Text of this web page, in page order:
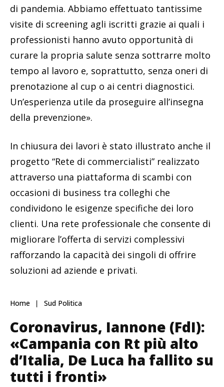
di pandemia. Abbiamo effettuato tantissime
visite di screening agli iscritti grazie ai quali i
professionisti hanno avuto opportunità di
curare la propria salute senza sottrarre molto
tempo al lavoro e, soprattutto, senza oneri di
prenotazione al cup o ai centri diagnostici.
Un’esperienza utile da proseguire all’insegna
della prevenzione».
In chiusura dei lavori è stato illustrato anche il
progetto “Rete di commercialisti” realizzato
attraverso una piattaforma di scambi con
occasioni di business tra colleghi che
condividono le esigenze specifiche dei loro
clienti. Una rete professionale che consente di
migliorare l’offerta di servizi complessivi
rafforzando la capacità dei singoli di offrire
soluzioni ad aziende e privati.
Home Sud Politica
Coronavirus, Iannone (FdI):
«Campania con Rt più alto
d’Italia, De Luca ha fallito su
tutti i fronti»